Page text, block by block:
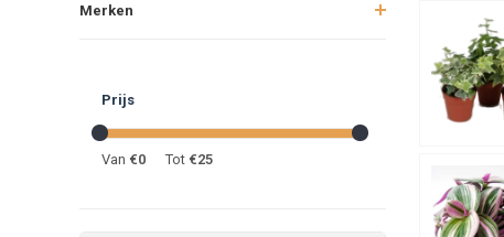
Merken
Prijs
Van €0 Tot €25